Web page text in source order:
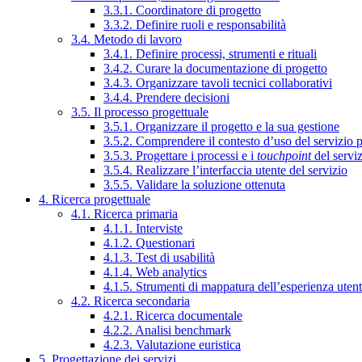
3.3.1. Coordinatore di progetto
3.3.2. Definire ruoli e responsabilità
3.4. Metodo di lavoro
3.4.1. Definire processi, strumenti e rituali
3.4.2. Curare la documentazione di progetto
3.4.3. Organizzare tavoli tecnici collaborativi
3.4.4. Prendere decisioni
3.5. Il processo progettuale
3.5.1. Organizzare il progetto e la sua gestione
3.5.2. Comprendere il contesto d’uso del servizio
3.5.3. Progettare i processi e i touchpointdel
3.5.4. Realizzare l’interfaccia utente del servizio
3.5.5. Validare la soluzione ottenuta
4. Ricerca progettuale
4.1. Ricerca primaria
4.1.1. Interviste
4.1.2. Questionari
4.1.3. Test di usabilità
4.1.4. Web analytics
4.1.5. Strumenti di mappatura dell’esperienza
4.2. Ricerca secondaria
4.2.1. Ricerca documentale
4.2.2. Analisi benchmark
4.2.3. Valutazione euristica
5. Progettazione dei servizi